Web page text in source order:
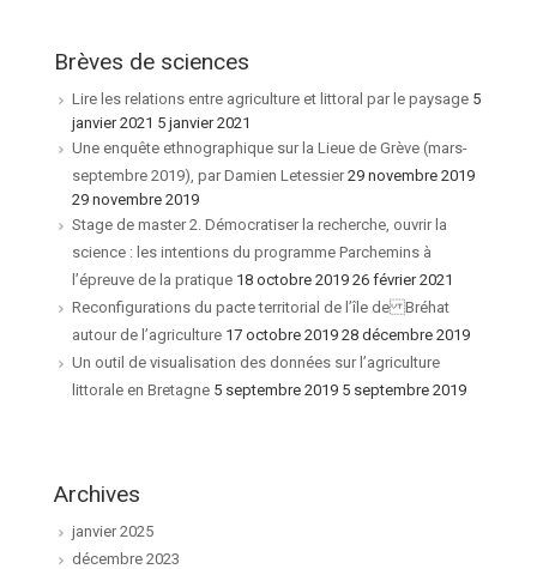
Brèves de sciences
Lire les relations entre agriculture et littoral par le paysage 5
janvier 2021 5 janvier 2021
Une enquête ethnographique sur la Lieue de Grève (mars-
septembre 2019), par Damien Letessier29 novembre 2019
29 novembre 2019
Stage de master 2. Démocratiser la recherche, ouvrir la
science : les intentions du programme Parchemins à
l’épreuve de la pratique 18 octobre 2019 26 février 2021
Reconfigurations du pacte territorial de l’île de Bréhat
autour de l’agriculture 17 octobre 2019 28 décembre 2019
Un outil de visualisation des données sur l’agriculture
littorale en Bretagne 5 septembre 2019 5 septembre 2019
Archives
janvier 2025
décembre 2023